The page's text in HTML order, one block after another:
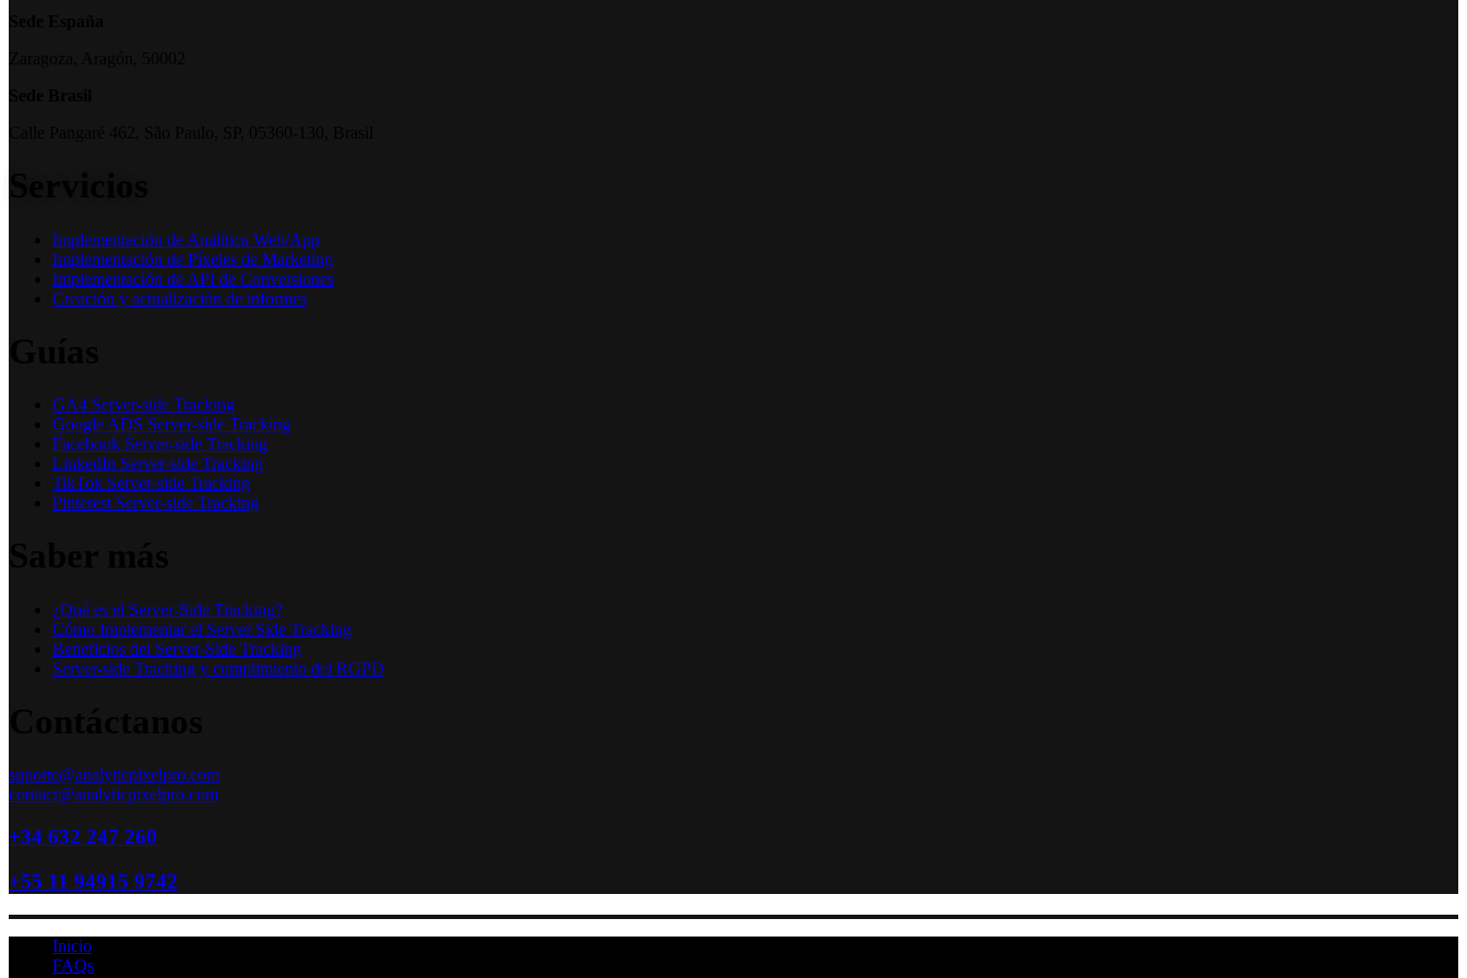
Implementación de Analítica Web/App
Implementación de Píxeles de Marketing
Implementación de API de Conversiones
Creación y actualización de informes
GA4 Server-side Tracking
Google ADS Server-side Tracking
Facebook Server-side Tracking
LinkedIn Server-side Tracking
TikTok Server-side Tracking
Pinterest Server-side Tracking
¿Qué es el Server-Side Tracking?
Cómo Implementar el Server Side Tracking
Beneficios del Server-Side Tracking
Server-side Tracking y cumplimiento del RGPD
suporte@analyticpixelpro.com
contact@analyticpixelpro.com
+34 632 247 260
+55 11 94915 9742
Inicio
FAQs